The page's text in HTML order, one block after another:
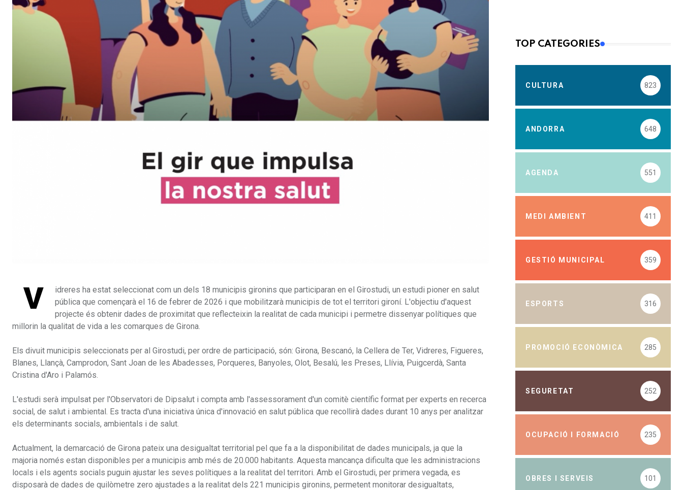
V
idreres ha estat seleccionat com un dels 18 municipis gironins que participaran en el Girostudi, un estudi pioner en salut
pública que començarà el 16 de febrer de 2026 i que mobilitzarà municipis de tot el territori gironí. L'objectiu d'aquest
projecte és obtenir dades de proximitat que reflecteixin la realitat de cada municipi i permetre dissenyar polítiques que
millorin la qualitat de vida a les comarques de Girona.
Els divuit municipis seleccionats per al Girostudi, per ordre de participació, són: Girona, Bescanó, la Cellera de Ter, Vidreres, Figueres,
Blanes, Llançà, Camprodon, Sant Joan de les Abadesses, Porqueres, Banyoles, Olot, Besalú, les Preses, Llívia, Puigcerdà, Santa
Cristina d'Aro i Palamós.
L'estudi serà impulsat per l'Observatori de Dipsalut i compta amb l'assessorament d'un comitè científic format per experts en recerca
social, de salut i ambiental. Es tracta d'una iniciativa única d'innovació en salut pública que recollirà dades durant 10 anys per analitzar
els determinants socials, ambientals i de salut.
Actualment, la demarcació de Girona pateix una desigualtat territorial pel que fa a la disponibilitat de dades municipals, ja que la
majoria només estan disponibles per a municipis amb més de 20.000 habitants. Aquesta mancança dificulta que les administracions
locals i els agents socials puguin ajustar les seves polítiques a la realitat del territori. Amb el Girostudi, per primera vegada, es
disposarà de dades de quilòmetre zero ajustades a la realitat dels 221 municipis gironins, permetent monitorar desigualtats,
TOP CATEGORIES
CULTURA 823
ANDORRA 648
AGENDA 551
MEDI AMBIENT 411
GESTIÓ MUNICIPAL 359
ESPORTS 316
PROMOCIÓ ECONÒMICA 285
SEGURETAT 252
OCUPACIÓ I FORMACIÓ 235
OBRES I SERVEIS 101